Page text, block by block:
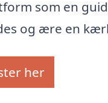
som en
og ære en
her